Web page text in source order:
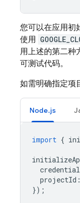
您可以在应用初
使用
用上述的第二种
可测试代码。
如需明确指定项
Node.js
import {
credential
projectId :
});